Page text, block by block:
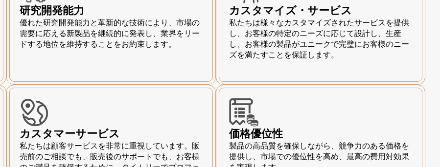
研究開発能力
優れた研究開発能力と革新的な技術により、市場の
需要に応える新製品を継続的に発表し、業界をリー
ドする地位を維持することをお約束します。
カスタマイズ・サービス
私たちは様々なカスタマイズされたサービスを提供
し、お客様の特定のニーズに応じて設計し、生産
し、お客様の製品がユニークで完璧にお客様のニー
ズを満たすことを保証します。
カスタマーサービス
私たちは顧客サービスを非常に重視しています。販
売前のご相談でも、販売後のサポートでも、お客様
価格優位性
製品の高品質を確保しながら、競争力のある価格を
提供し、市場での優位性を高め、最高の費用対効果